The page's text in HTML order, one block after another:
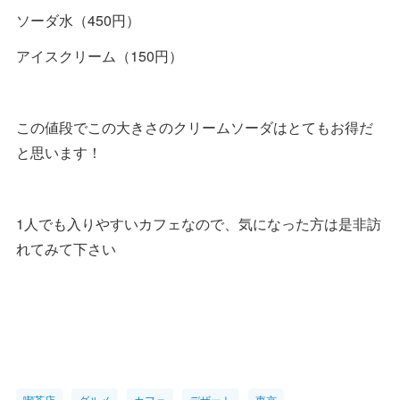
ソーダ水（450円）
アイスクリーム（150円）
この値段でこの大きさのクリームソーダはとてもお得だ
と思います！
1人でも入りやすいカフェなので、気になった方は是非訪
れてみて下さい